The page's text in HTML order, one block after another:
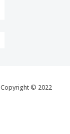
Copyright © 2022